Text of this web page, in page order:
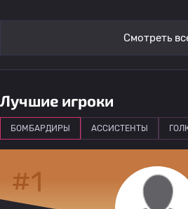
Смотреть
Лучшие игроки
БОМБАРДИРЫ АССИСТЕНТЫ
#1